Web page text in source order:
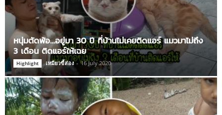
หนุ่มตัดพ้อ…อยู่มา 30 ปี ที่บ้านไม่เคยติดแอร์ แมวมาไม่ถึง
3 เดือน ติดแอร์ให้เฉย
Highlight เหมียวขี้ส่อง - 16 July 2020